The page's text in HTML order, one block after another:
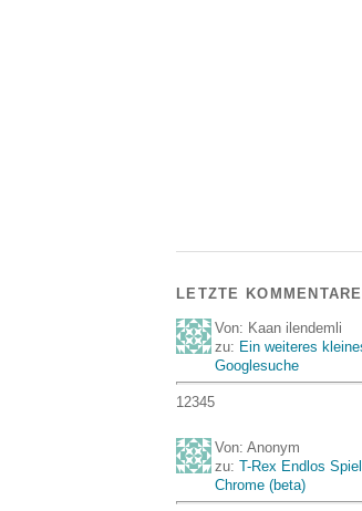
LETZTE
Von: Kaan ilendemli
zu: Ein weiteres
Googlesuche
12345
Von: Anonym
zu: T-Rex Endlos
Chrome (beta)